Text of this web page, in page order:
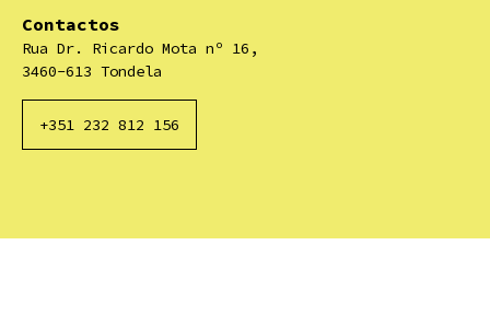
Contactos
Rua Dr. Ricardo Mota nº 16,
3460-613 Tondela
+351 232 812 156